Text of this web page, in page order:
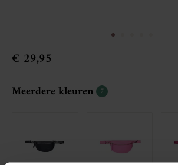
€ 29,95
Meerdere kleuren 7